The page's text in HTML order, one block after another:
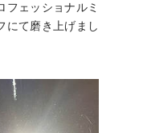
フェッショナルミ
にて磨き上げまし